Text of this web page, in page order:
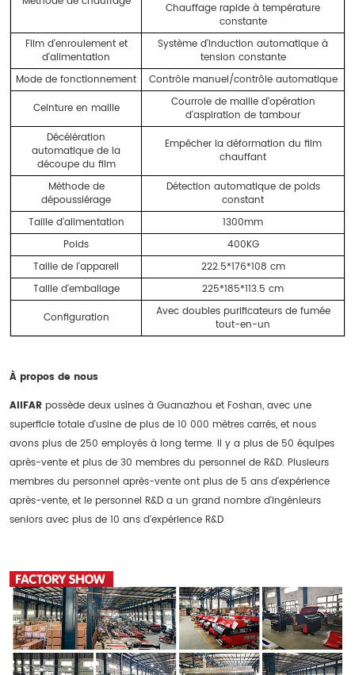
Chauffage rapide à température
constante
Film d'enroulement et
d'alimentation
Système d'induction automatique à
tension constante
Mode de fonctionnement
Contrôle manuel/contrôle automatique
Ceinture en maille
Courroie de maille d'opération
d'aspiration de tambour
Décélération
automatique de la
découpe du film
Empêcher la déformation du film
chauffant
Méthode de
dépoussiérage
Détection automatique de poids
constant
Taille d'alimentation
1300mm
Poids
400KG
Taille de l'appareil
222.5*176*108 cm
Taille d'emballage
225*185*113.5 cm
Configuration
Avec doubles purificateurs de fumée
tout-en-un
À propos de nous
AIIFAR possède deux usines à Guanazhou et Foshan, avec une
superficie totale d'usine de plus de 10 000 mètres carrés, et nous
avons plus de 250 employés à long terme. Il y a plus de 50 équipes
après-vente et plus de 30 membres du personnel de R&D. Plusieurs
membres du personnel après-vente ont plus de 5 ans d'expérience
après-vente, et le personnel R&D a un grand nombre d'ingénieurs
seniors avec plus de 10 ans d'expérience R&D